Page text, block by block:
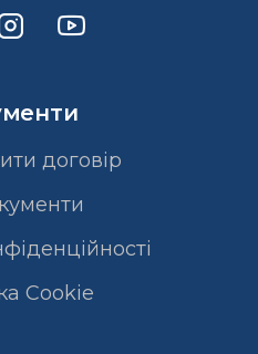
договір
Cookie